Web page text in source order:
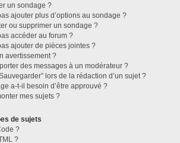
un sondage ?
ajouter plus d’options au sondage ?
ou supprimer un sondage ?
accéder au forum ?
ajouter de pièces jointes ?
avertissement ?
des messages à un modérateur ?
lors de la rédaction d’un sujet ?
a-t-il besoin d’être approuvé ?
mes sujets ?
de sujets
?
?